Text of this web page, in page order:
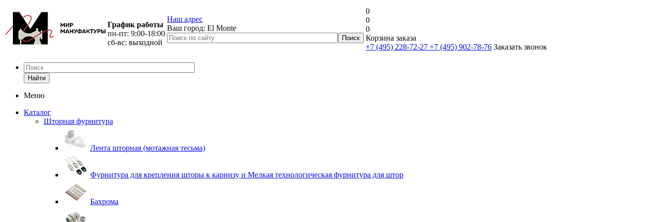
График работы
пн-пт: 9:00-18:00
сб-вс: выходной
Наш адрес
Ваш город: El Monte
0
0
0
Корзина заказа
+7 (495) 228-72-27 +7 (495) 902-78-76 Заказать звонок
Найти
Меню
Каталог
Шторная фурнитура
Лента шторная (мотажная тесьма)
Фурнитура для крепления шторы к карнизу и Мелкая технологическая фурнитура для штор
Бахрома